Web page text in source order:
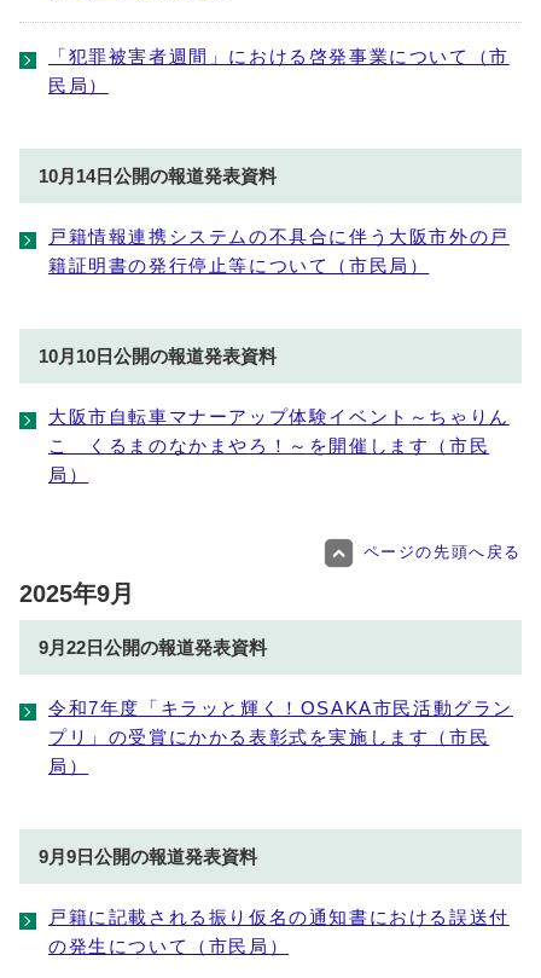
「犯罪被害者週間」における啓発事業について（市
民局）
10月14日公開の報道発表資料
戸籍情報連携システムの不具合に伴う大阪市外の戸
籍証明書の発行停止等について（市民局）
10月10日公開の報道発表資料
大阪市自転車マナーアップ体験イベント～ちゃりん
こ くるまのなかまやろ！～を開催します（市民
局）
ページの先頭へ戻る
2025年9月
9月22日公開の報道発表資料
令和7年度「キラッと輝く！OSAKA市民活動グラン
プリ」の受賞にかかる表彰式を実施します（市民
局）
9月9日公開の報道発表資料
戸籍に記載される振り仮名の通知書における誤送付
の発生について（市民局）